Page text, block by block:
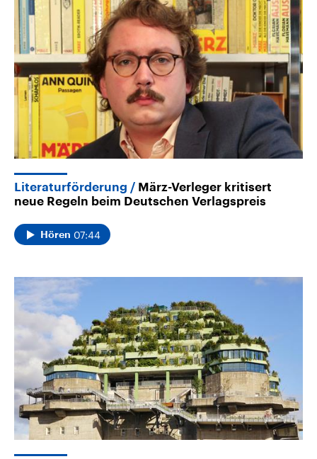
Literaturförderung
März-Verleger kritisert
neue Regeln beim Deutschen Verlagspreis
Hören 07:44